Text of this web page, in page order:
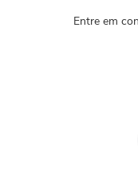
Entre em